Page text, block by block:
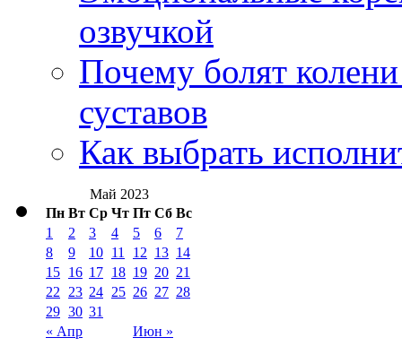
озвучкой
Почему болят
суставов
Как выбрать
Май 2023
Пн Вт Ср Чт Пт Сб Вс
« Апр Июн »
1 2 3 4 5 6
7
8
9 10 11 12 13 14
15 16 17 18 19 20 21
22
23 24 25 26 27 28
29 30 31